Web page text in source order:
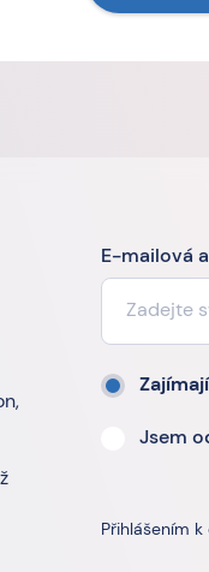
E-mailová
Jsem
Přihlášením